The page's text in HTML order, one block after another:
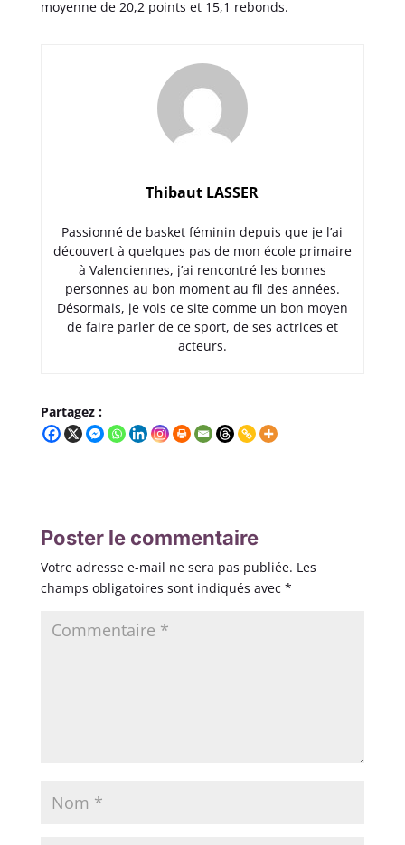
moyenne de 20,2 points et 15,1 rebonds.
Thibaut LASSER
Passionné de basket féminin depuis que je l’ai
découvert à quelques pas de mon école primaire
à Valenciennes, j’ai rencontré les bonnes
personnes au bon moment au fil des années.
Désormais, je vois ce site comme un bon moyen
de faire parler de ce sport, de ses actrices et
acteurs.
Partagez :
Poster le commentaire
Votre adresse e-mail ne sera pas publiée. Les
champs obligatoires sont indiqués avec *